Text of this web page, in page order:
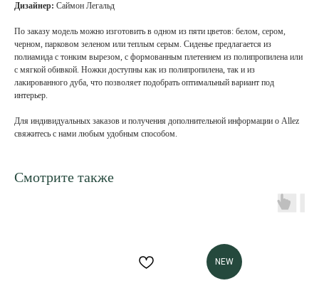
Дизайнер: Саймон Легальд
По заказу модель можно изготовить в одном из пяти цветов: белом, сером,
черном, парковом зеленом или теплым серым. Сиденье предлагается из
полиамида с тонким вырезом, с формованным плетением из полипропилена или
с мягкой обивкой. Ножки доступны как из полипропилена, так и из
лакированного дуба, что позволяет подобрать оптимальный вариант под
интерьер.
Для индивидуальных заказов и получения дополнительной информации о Allez
свяжитесь с нами любым удобным способом.
Смотрите также
NEW